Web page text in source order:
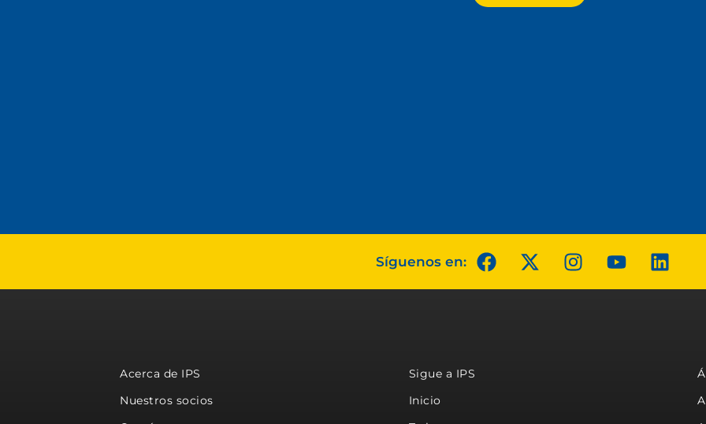
Síguenos en:
Acerca de IPS
Nuestros socios
Sigue a IPS
Inicio